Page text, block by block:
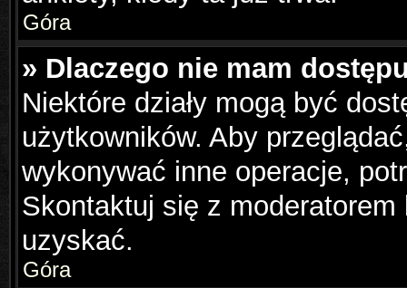
Góra
» Dlaczego nie mam
Niektóre działy mogą być
użytkowników. Aby
wykonywać inne operacje,
Skontaktuj się z
uzyskać.
Góra